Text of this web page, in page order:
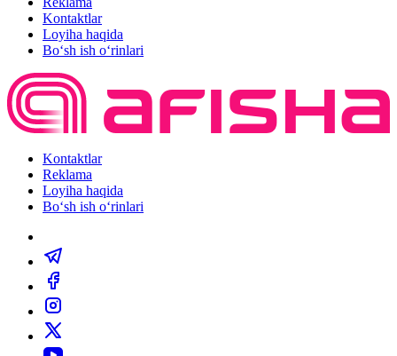
Kontaktlar
Loyiha haqida
Bo‘sh ish o‘rinlari
Kontaktlar
Reklama
Loyiha haqida
Bo‘sh ish o‘rinlari